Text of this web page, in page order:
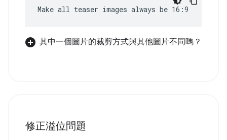
Make all teaser images always be 16:9
其中一個圖片的裁剪方式與其他圖片不同嗎？
修正溢位問題